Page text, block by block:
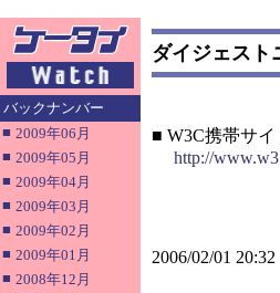
バックナンバー
■ 2009年06月
■ 2009年05月
■ 2009年04月
■ 2009年03月
■ 2009年02月
■ 2009年01月
■ 2008年12月
ダイジェスト
■ W3C携帯サ
http://
2006/02/01 20:32